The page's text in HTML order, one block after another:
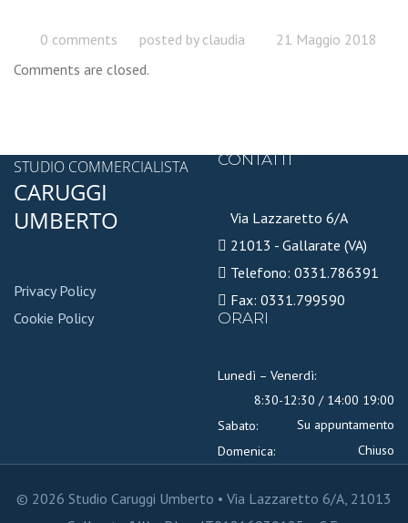
0 comments posted by claudia
21 Maggio 2018
Comments are closed.
STUDIO COMMERCIALISTA
CARUGGI
UMBERTO
Privacy Policy
Cookie Policy
CONTATTI
Via Lazzaretto 6/A
21013 - Gallarate (VA)
Telefono: 0331.786391
Fax: 0331.799590
ORARI
Lunedì – Venerdì:
8:30-12:30 / 14:00 19:00
Sabato:
Su appuntamento
Domenica:
Chiuso
© 2026 Studio Caruggi Umberto • Via Lazzaretto 6/A, 21013